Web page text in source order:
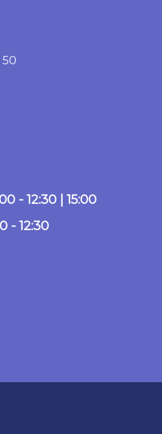
50
- 12:30 | 15:00
- 12:30